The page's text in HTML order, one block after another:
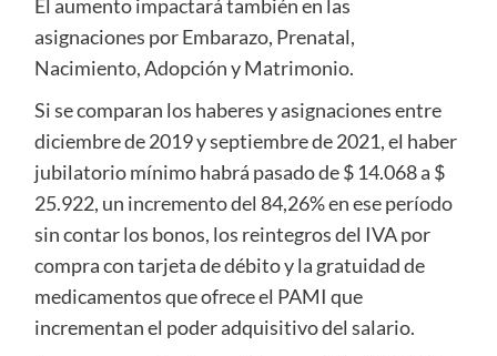
El aumento impactará también en las
asignaciones por Embarazo, Prenatal,
Nacimiento, Adopción y Matrimonio.
Si se comparan los haberes y asignaciones entre
diciembre de 2019 y septiembre de 2021, el haber
jubilatorio mínimo habrá pasado de $ 14.068 a $
25.922, un incremento del 84,26% en ese período
sin contar los bonos, los reintegros del IVA por
compra con tarjeta de débito y la gratuidad de
medicamentos que ofrece el PAMI que
incrementan el poder adquisitivo del salario.